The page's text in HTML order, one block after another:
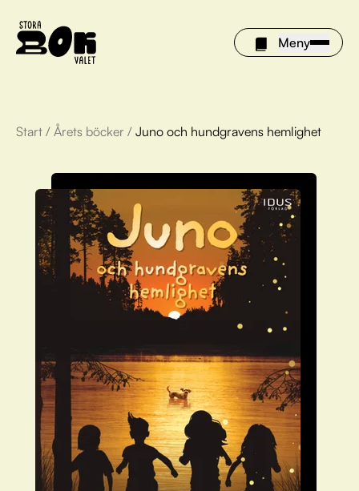
Meny
Årets böcker
Om Stora bokvalet
Olivia tipsar
Vinnare
För bibliotek
Start / Årets böcker / Juno och hundgravens hemlighet